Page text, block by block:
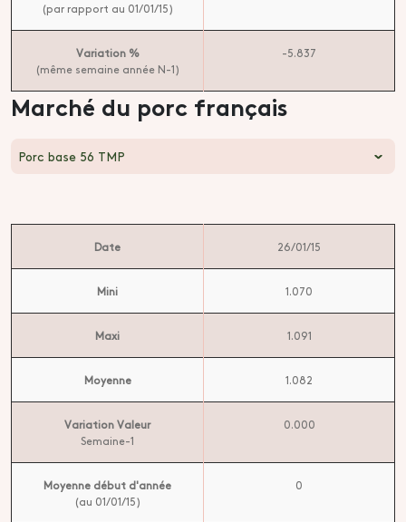
(par rapport au 01/01/15)
Variation %
(même semaine année N-1)
-5.837
Marché du porc français
Porc base 56 TMP
Date 26/01/15
Mini 1.070
Maxi 1.091
Moyenne 1.082
Variation Valeur
Semaine-1
0.000
Moyenne début d'année
(au 01/01/15)
0